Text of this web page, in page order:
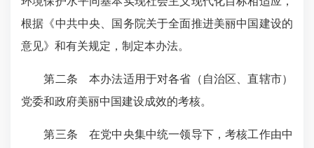
根据《中共中央、国务院关于全面推进美丽中国建设的
意见》和有关规定， 制定本办法。
第二条 本办法适用于对各省（自治区、直辖市）
党委和政府美丽中国建设成效的考核。
第三条 在党中央集中统一领导下，考核工作由中